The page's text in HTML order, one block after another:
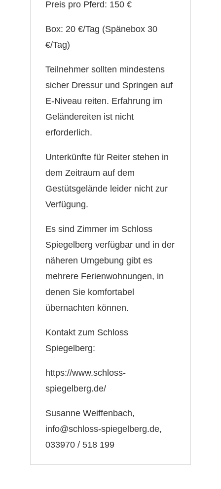
Preis pro Pferd: 150 €
Box: 20 €/Tag (Spänebox 30
€/Tag)
Teilnehmer sollten mindestens
sicher Dressur und Springen auf
E-Niveau reiten. Erfahrung im
Geländereiten ist nicht
erforderlich.
Unterkünfte für Reiter stehen in
dem Zeitraum auf dem
Gestütsgelände leider nicht zur
Verfügung.
Es sind Zimmer im Schloss
Spiegelberg verfügbar und in der
näheren Umgebung gibt es
mehrere Ferienwohnungen, in
denen Sie komfortabel
übernachten können.
Kontakt zum Schloss
Spiegelberg:
https://www.schloss-
spiegelberg.de/
Susanne Weiffenbach,
info@schloss-spiegelberg.de,
033970 / 518 199